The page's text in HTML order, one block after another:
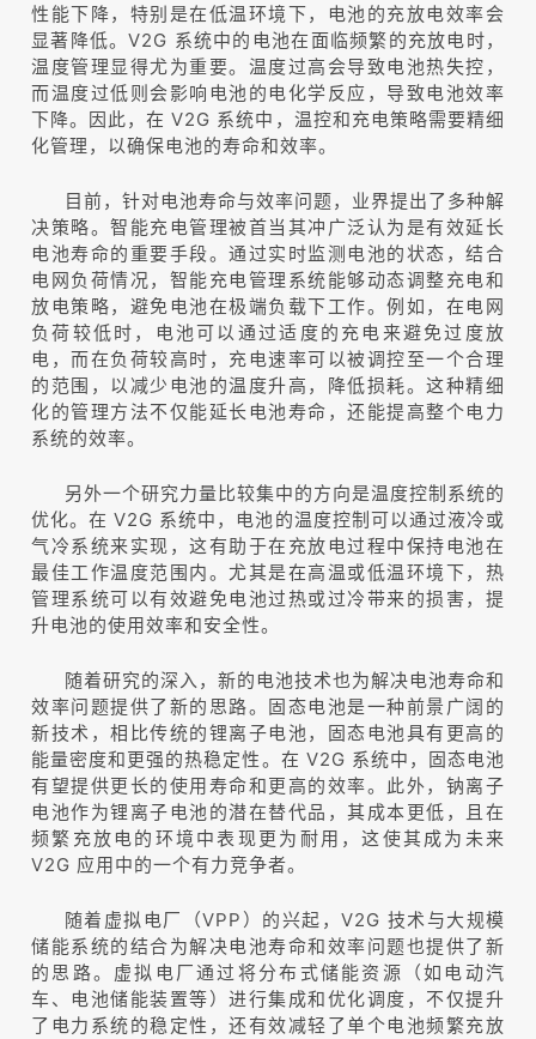
性能下降，特别是在低温环境下，电池的充放电效率会
显著降低。V2G 系统中的电池在面临频繁的充放电时，
温度管理显得尤为重要。温度过高会导致电池热失控，
而温度过低则会影响电池的电化学反应，导致电池效率
下降。因此，在 V2G 系统中，温控和充电策略需要精细
化管理，以确保电池的寿命和效率。
目前，针对电池寿命与效率问题，业界提出了多种解
决策略。智能充电管理被首当其冲广泛认为是有效延长
电池寿命的重要手段。通过实时监测电池的状态，结合
电网负荷情况，智能充电管理系统能够动态调整充电和
放电策略，避免电池在极端负载下工作。例如，在电网
负荷较低时，电池可以通过适度的充电来避免过度放
电，而在负荷较高时，充电速率可以被调控至一个合理
的范围，以减少电池的温度升高，降低损耗。这种精细
化的管理方法不仅能延长电池寿命，还能提高整个电力
系统的效率。
另外一个研究力量比较集中的方向是温度控制系统的
优化。在 V2G 系统中，电池的温度控制可以通过液冷或
气冷系统来实现，这有助于在充放电过程中保持电池在
最佳工作温度范围内。尤其是在高温或低温环境下，热
管理系统可以有效避免电池过热或过冷带来的损害，提
升电池的使用效率和安全性。
随着研究的深入，新的电池技术也为解决电池寿命和
效率问题提供了新的思路。固态电池是一种前景广阔的
新技术，相比传统的锂离子电池，固态电池具有更高的
能量密度和更强的热稳定性。在 V2G 系统中，固态电池
有望提供更长的使用寿命和更高的效率。此外，钠离子
电池作为锂离子电池的潜在替代品，其成本更低，且在
频繁充放电的环境中表现更为耐用，这使其成为未来
V2G 应用中的一个有力竞争者。
随着虚拟电厂（VPP）的兴起，V2G 技术与大规模
储能系统的结合为解决电池寿命和效率问题也提供了新
的思路。虚拟电厂通过将分布式储能资源（如电动汽
车、电池储能装置等）进行集成和优化调度，不仅提升
了电力系统的稳定性，还有效减轻了单个电池频繁充放